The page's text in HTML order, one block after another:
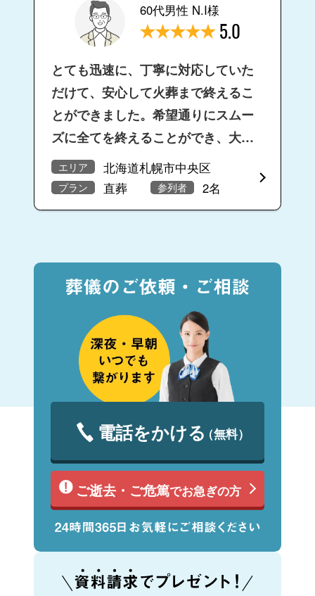
60代男性 N.I様
5.0
とても迅速に、丁寧に対応していた
だけて、安心して火葬まで終えるこ
とができました。希望通りにスムー
ズに全てを終えることができ、大変
満足です。
エリア 北海道札幌市中央区
プラン 直葬 参列者 2名
電話をかける（無料）
ご逝去・ご危篤でお急ぎの方